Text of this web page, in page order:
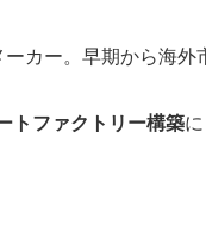
カー。早期から海
トファクトリー構築